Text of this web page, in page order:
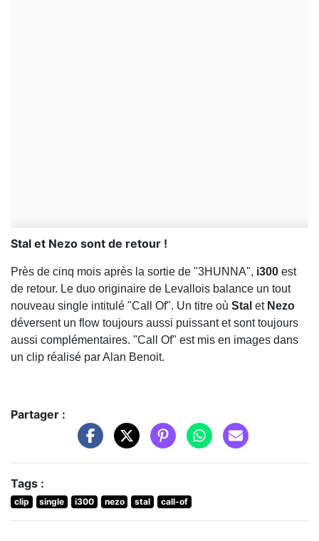
Stal et Nezo sont de retour !
Près de cinq mois après la sortie de "3HUNNA", i300 est
de retour. Le duo originaire de Levallois balance un tout
nouveau single intitulé "Call Of". Un titre où Stal etNezo
déversent un flow toujours aussi puissant et sont toujours
aussi complémentaires. "Call Of" est mis en images dans
un clip réalisé par Alan Benoit.
Partager :
Tags :
clip single i300 nezo stal call-of